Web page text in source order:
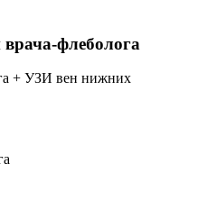
флеболога
+ УЗИ вен нижних